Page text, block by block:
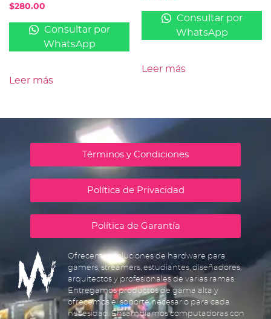
$280.00
Consultar por
WhatsApp
Leer más
Consultar por
WhatsApp
Leer más
Términos y Condiciones
Política de Privacidad
Política de Garantía
Ofrecemos soluciones de hardware para
gamers, streamers, estudiantes, diseñadores,
arquitectos y profesionales de varias ramas.
Entregamos productos de gama alta y
ofrecemos el soporte necesario para cada
necesidad. Ensamblamos computadoras con